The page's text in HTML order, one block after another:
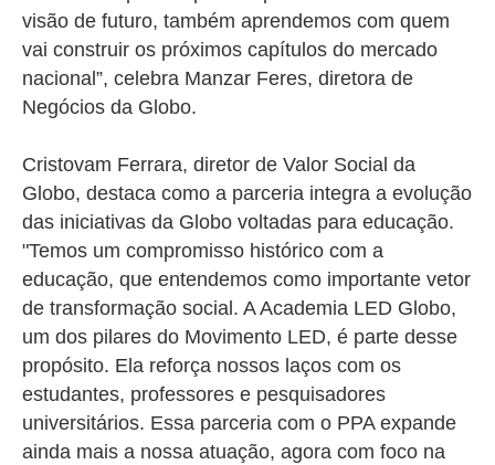
visão de futuro, também aprendemos com quem
vai construir os próximos capítulos do mercado
nacional”, celebra Manzar Feres, diretora de
Negócios da Globo.
Cristovam Ferrara, diretor de Valor Social da
Globo, destaca como a parceria integra a evolução
das iniciativas da Globo voltadas para educação.
"Temos um compromisso histórico com a
educação, que entendemos como importante vetor
de transformação social. A Academia LED Globo,
um dos pilares do Movimento LED, é parte desse
propósito. Ela reforça nossos laços com os
estudantes, professores e pesquisadores
universitários. Essa parceria com o PPA expande
ainda mais a nossa atuação, agora com foco na